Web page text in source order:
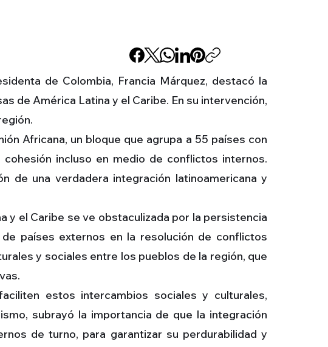
de Colombia, Francia Márquez, destacó la
de América Latina y el Caribe. En su intervención,
Africana, un bloque que agrupa a 55 países con
incluso en medio de conflictos internos.
de una verdadera integración latinoamericana y
y el Caribe se ve obstaculizada por la persistencia
países externos en la resolución de conflictos
y sociales entre los pueblos de la región, que
estos intercambios sociales y culturales,
subrayó la importancia de que la integración
de turno, para garantizar su perdurabilidad y